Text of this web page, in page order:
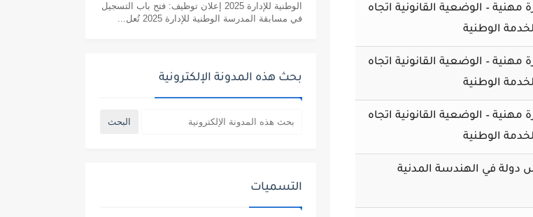
مهنية – الوضعية القانونية اتجاه
الوطنية
مهنية – الوضعية القانونية اتجاه
الوطنية
مهنية – الوضعية القانونية اتجاه
الوطنية
في الهندسة المدنية
الوطنية للإدارة 2025 إعلان توظيف: فتح باب التسجيل
في مسابقة المدرسة الوطنية للإدارة 2025 تُعل...
بحث هذه المدونة الإلكترونية
التسميات